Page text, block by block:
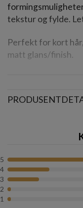
tekstur og fylde.
Perfekt for kort
matt glans/finish.
Glans:Lav
inn i håret. Style
fuktig hår for
Volum:85 g
5
4
3
2
1